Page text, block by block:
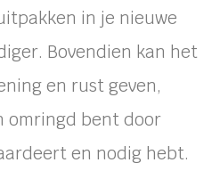
in je nieuwe
Bovendien kan het
en rust geven,
omringd bent door
en nodig hebt.